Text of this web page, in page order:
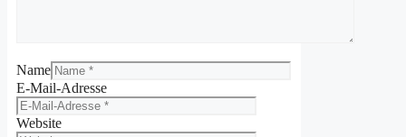
Name
E-Mail-Adresse
Website